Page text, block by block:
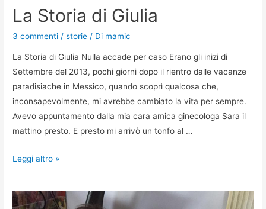
La Storia di Giulia
3 commenti /storie / Di mamic
La Storia di Giulia Nulla accade per caso Erano gli inizi di
Settembre del 2013, pochi giorni dopo il rientro dalle vacanze
paradisiache in Messico, quando scoprì qualcosa che,
inconsapevolmente, mi avrebbe cambiato la vita per sempre.
Avevo appuntamento dalla mia cara amica ginecologa Sara il
mattino presto. E presto mi arrivò un tonfo al …
Leggi altro »